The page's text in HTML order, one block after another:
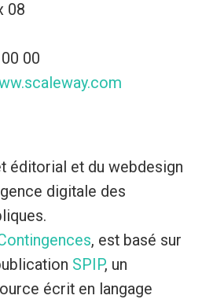
08
00
éditorial et du webdesign
digitale des
, est basé sur
SPIP, un
écrit en langage